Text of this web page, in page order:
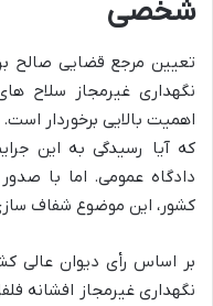
شخصی
تعیین مرجع قضایی صالح
نگهداری غیرمجاز سلاح
اهمیت بالایی برخوردار
که آیا رسیدگی به این
دادگاه عمومی. اما با
کشور، این موضوع شفاف
بر اساس رأی دیوان عالی
نگهداری غیرمجاز افشانه